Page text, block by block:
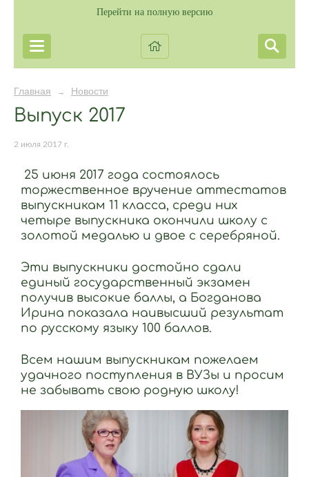
Перейти на полную версию
Главная → Новости
Выпуск 2017
2 июля 2017 г.
25 июня 2017 года состоялось
торжественное вручение аттестатов
выпускникам 11 класса, среди них
четыре выпускника окончили школу с
золотой медалью и двое с серебряной.
Эти выпускники достойно сдали
единый государственный экзамен
получив высокие баллы, а Богданова
Ирина показала наивысший результат
по русскому языку 100 баллов.
Всем нашим выпускникам пожелаем
удачного поступления в ВУЗы и просим
не забывать свою родную школу!